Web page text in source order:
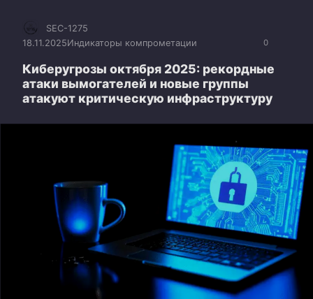
0
SEC-1275
18.11.2025Индикаторы компрометации
Киберугрозы октября 2025: рекордные
атаки вымогателей и новые группы
атакуют критическую инфраструктуру